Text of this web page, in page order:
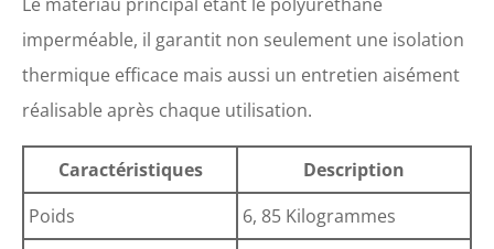
imperméable, il garantit non seulement une isolation
thermique efficace mais aussi un entretien aisément
réalisable après chaque utilisation.
Caractéristiques
Description
Poids
6, 85 Kilogrammes